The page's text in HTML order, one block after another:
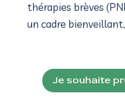
thérapies brèves
un cadre
Je souhaite